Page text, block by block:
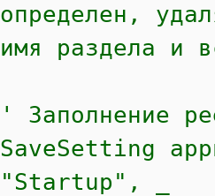
определен,
имя раздела и
' Заполнение
SaveSetting
"Startup", _